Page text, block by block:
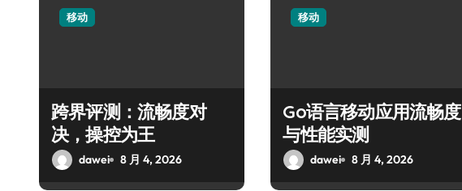
移动
跨界评测：流畅度对
决，操控为王
dawei 8 月 4, 2026
移动
Go语言移动应用流畅度
与性能实测
dawei 8 月 4, 2026